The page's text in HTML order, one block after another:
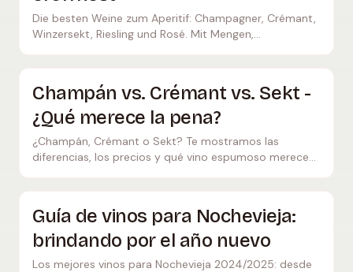
Die besten Weine zum Aperitif: Champagner, Crémant,
Winzersekt, Riesling und Rosé. Mit Mengen,
Champán vs. Crémant vs. Sekt -
¿Qué merece la pena?
¿Champán, Crémant o Sekt? Te mostramos las
diferencias, los precios y qué vino espumoso merece
Guía de vinos para Nochevieja:
brindando por el año nuevo
Los mejores vinos para Nochevieja 2024/2025: desde